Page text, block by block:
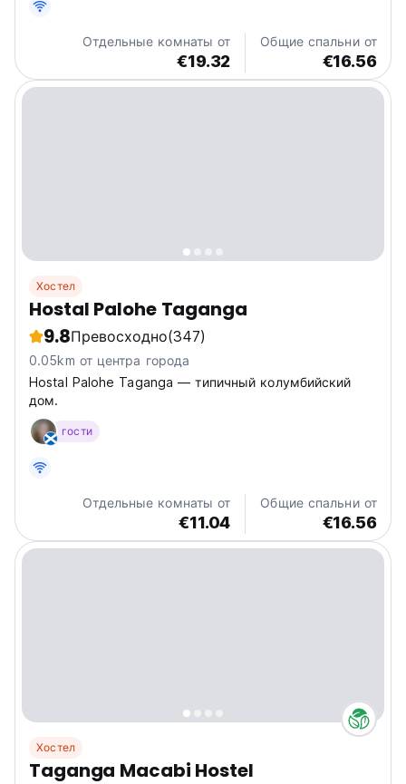
Отдельные комнаты от
€19.32
Общие спальни от
€16.56
Хостел
Hostal Palohe Taganga
9.8Превосходно(347)
0.05km от центра города
Hostal Palohe Taganga — типичный колумбийский
дом.
гости
Отдельные комнаты от
€11.04
Общие спальни от
€16.56
Хостел
Taganga Macabi Hostel